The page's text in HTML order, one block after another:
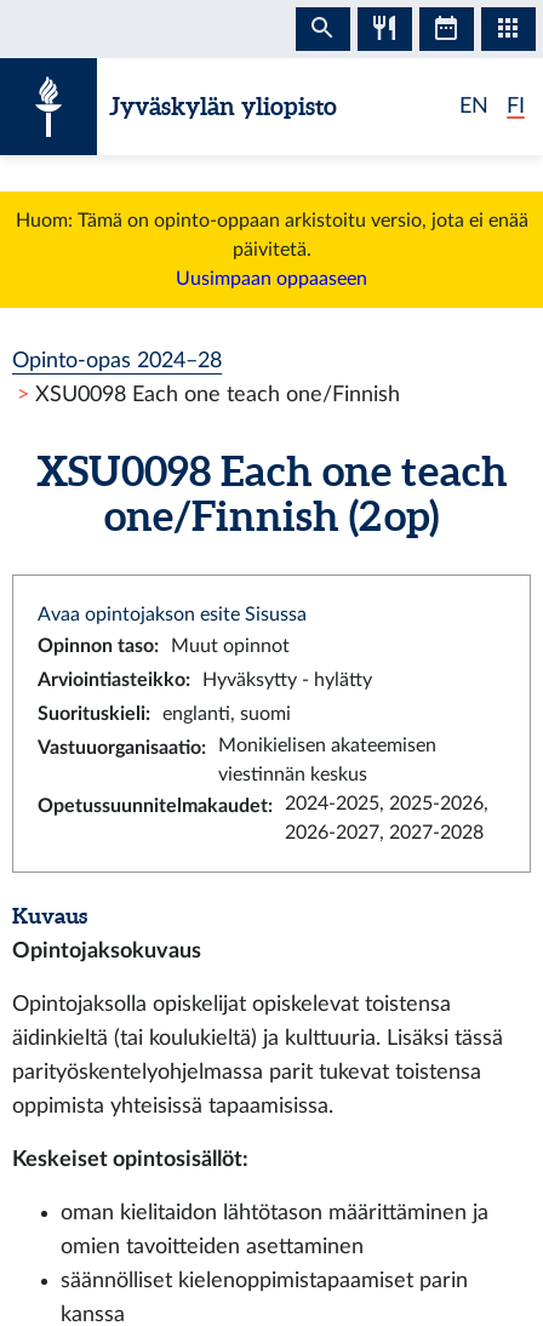
Jyväskylän yliopisto EN FI
Huom: Tämä on opinto-oppaan arkistoitu versio, jota ei enää
päivitetä.
Uusimpaan oppaaseen
Opinto-opas 2024–28
XSU0098 Each one teach one/Finnish
XSU0098 Each one teach
one/Finnish (2 op)
Avaa opintojakson esite Sisussa
Opinnon taso:
Muut opinnot
Arviointiasteikko:
Hyväksytty - hylätty
Suorituskieli:
englanti, suomi
Vastuuorganisaatio:
Monikielisen akateemisen
viestinnän keskus
Opetussuunnitelmakaudet:
2024-2025, 2025-2026,
2026-2027, 2027-2028
Kuvaus
Opintojaksokuvaus
Opintojaksolla opiskelijat opiskelevat toistensa
äidinkieltä (tai koulukieltä) ja kulttuuria. Lisäksi tässä
parityöskentelyohjelmassa parit tukevat toistensa
oppimista yhteisissä tapaamisissa.
Keskeiset opintosisällöt:
oman kielitaidon lähtötason määrittäminen ja
omien tavoitteiden asettaminen
säännölliset kielenoppimistapaamiset parin
kanssa